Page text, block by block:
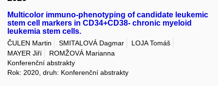
Multicolor immuno-phenotyping of candidate leukemic
stem cell markers in CD34+CD38- chronic myeloid
leukemia stem cells.
ČULEN Martin SMITALOVÁ Dagmar
LOJA Tomáš
MAYER Jiří
ROMŽOVÁ Marianna
Konferenční abstrakty
Rok: 2020, druh: Konferenční abstrakty